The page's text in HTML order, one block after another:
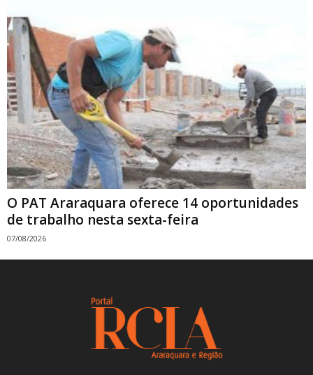
O PAT Araraquara oferece 14 oportunidades
de trabalho nesta sexta-feira
07/08/2026